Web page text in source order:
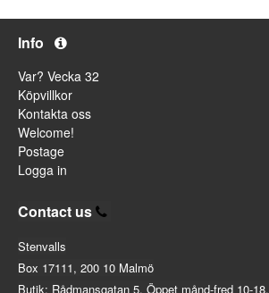
Info
Var? Vecka 32
Köpvillkor
Kontakta oss
Welcome!
Postage
Logga in
Contact us
Stenvalls
Box 17111, 200 10 Malmö
Butik: Rådmansgatan 5. Öppet månd-fred 10-18.